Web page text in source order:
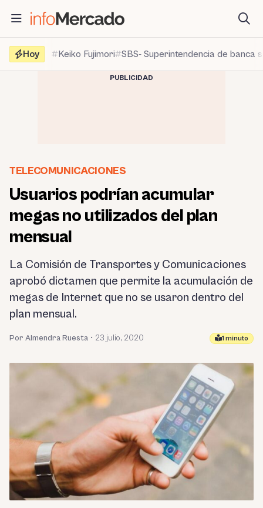
contenido
Hoy
Keiko Fujimori SBS- Superintendencia de banca
PUBLICIDAD
TELECOMUNICACIONES
Usuarios podrían acumular
megas no utilizados del plan
mensual
La Comisión de Transportes y Comunicaciones
aprobó dictamen que permite la acumulación de
megas de Internet que no se usaron dentro del
plan mensual.
Por Almendra Ruesta • 23 julio, 2020 1 minuto